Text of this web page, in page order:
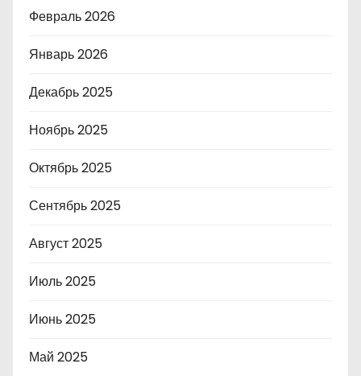
Февраль 2026
Январь 2026
Декабрь 2025
Ноябрь 2025
Октябрь 2025
Сентябрь 2025
Август 2025
Июль 2025
Июнь 2025
Май 2025